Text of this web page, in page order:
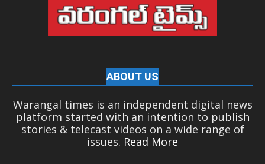
ABOUT US
Warangal times is an independent digital news
platform started with an intention to publish
stories & telecast videos on a wide range of
issues. Read More